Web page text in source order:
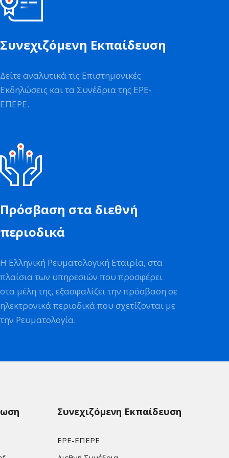
Συνεχιζόμενη Εκπαίδευση
Δείτε αναλυτικά τις Επιστημονικές
Εκδηλώσεις και τα Συνέδρια της ΕΡΕ-
ΕΠΕΡΕ.
Πρόσβαση στα διεθνή
περιοδικά
Η Ελληνική Ρευματολογική Εταιρία, στα
πλαίσια των υπηρεσιών που προσφέρει
στα μέλη της, εξασφαλίζει την πρόσβαση σε
ηλεκτρονικά περιοδικά που σχετίζονται με
την Ρευματολογία.
Συνεχιζόμενη Εκπαίδευση
ΕΡΕ-ΕΠΕΡΕ